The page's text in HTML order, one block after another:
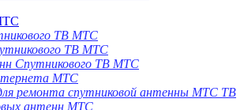
ТВ МТС
ТВ МТС
Спутникового ТВ МТС
МТС
ремонта спутниковой антенны МТС ТВ
антенн МТС